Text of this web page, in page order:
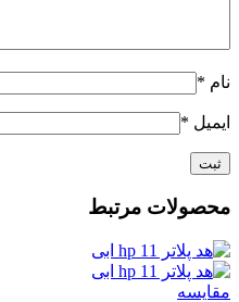
نام *
ایمیل *
محصولات مرتبط
مقايسه